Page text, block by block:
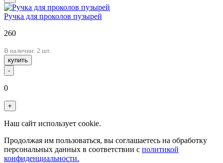
Ручка для проколов пузырей
260
В наличии: 2 шт.
купить
-
0
+
Наш сайт использует cookie.
Продолжая им пользоваться, вы соглашаетесь на обработку
персональных данных в соответствии с политикой
конфиденциальности.